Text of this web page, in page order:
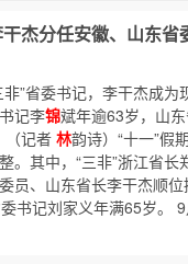
杰分任安徽、山东省
”省委书记，李干杰成为
记李锦斌年逾63岁，山
记者林韵诗）“十一”假
。其中，“三非”浙江省长
员、山东省长李干杰顺
书记刘家义年满65岁